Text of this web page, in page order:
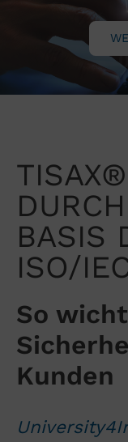
BASIS
ISO/
So
Kunden